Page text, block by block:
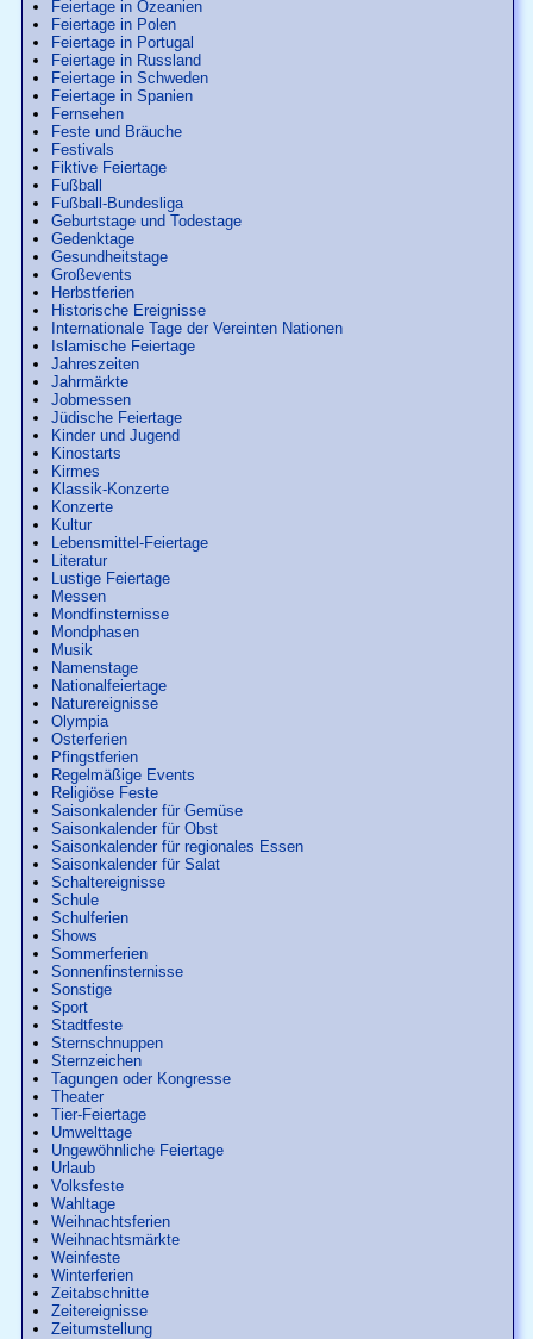
Feiertage in Ozeanien
Feiertage in Polen
Feiertage in Portugal
Feiertage in Russland
Feiertage in Schweden
Feiertage in Spanien
Fernsehen
Feste und Bräuche
Festivals
Fiktive Feiertage
Fußball
Fußball-Bundesliga
Geburtstage und Todestage
Gedenktage
Gesundheitstage
Großevents
Herbstferien
Historische Ereignisse
Internationale Tage der Vereinten Nationen
Islamische Feiertage
Jahreszeiten
Jahrmärkte
Jobmessen
Jüdische Feiertage
Kinder und Jugend
Kinostarts
Kirmes
Klassik-Konzerte
Konzerte
Kultur
Lebensmittel-Feiertage
Literatur
Lustige Feiertage
Messen
Mondfinsternisse
Mondphasen
Musik
Namenstage
Nationalfeiertage
Naturereignisse
Olympia
Osterferien
Pfingstferien
Regelmäßige Events
Religiöse Feste
Saisonkalender für Gemüse
Saisonkalender für Obst
Saisonkalender für regionales Essen
Saisonkalender für Salat
Schaltereignisse
Schule
Schulferien
Shows
Sommerferien
Sonnenfinsternisse
Sonstige
Sport
Stadtfeste
Sternschnuppen
Sternzeichen
Tagungen oder Kongresse
Theater
Tier-Feiertage
Umwelttage
Ungewöhnliche Feiertage
Urlaub
Volksfeste
Wahltage
Weihnachtsferien
Weihnachtsmärkte
Weinfeste
Winterferien
Zeitabschnitte
Zeitereignisse
Zeitumstellung